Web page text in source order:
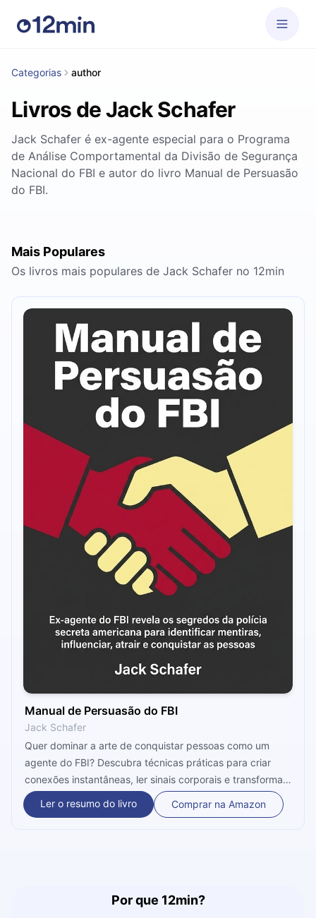
Categorias author
Livros de Jack Schafer
Jack Schafer é ex-agente especial para o Programa
de Análise Comportamental da Divisão de Segurança
Nacional do FBI e autor do livro Manual de Persuasão
do FBI.
Mais Populares
Os livros mais populares de Jack Schafer no 12min
Manual de Persuasão do FBI
Jack Schafer
Quer dominar a arte de conquistar pessoas como um
agente do FBI? Descubra técnicas práticas para criar
conexões instantâneas, ler sinais corporais e transformar
qualquer desconhecido em um aliado fiel usando o poder
da persuasão e da psicologia aplicada aos
Ler o resumo do livro Comprar na Amazon
Por que 12min?